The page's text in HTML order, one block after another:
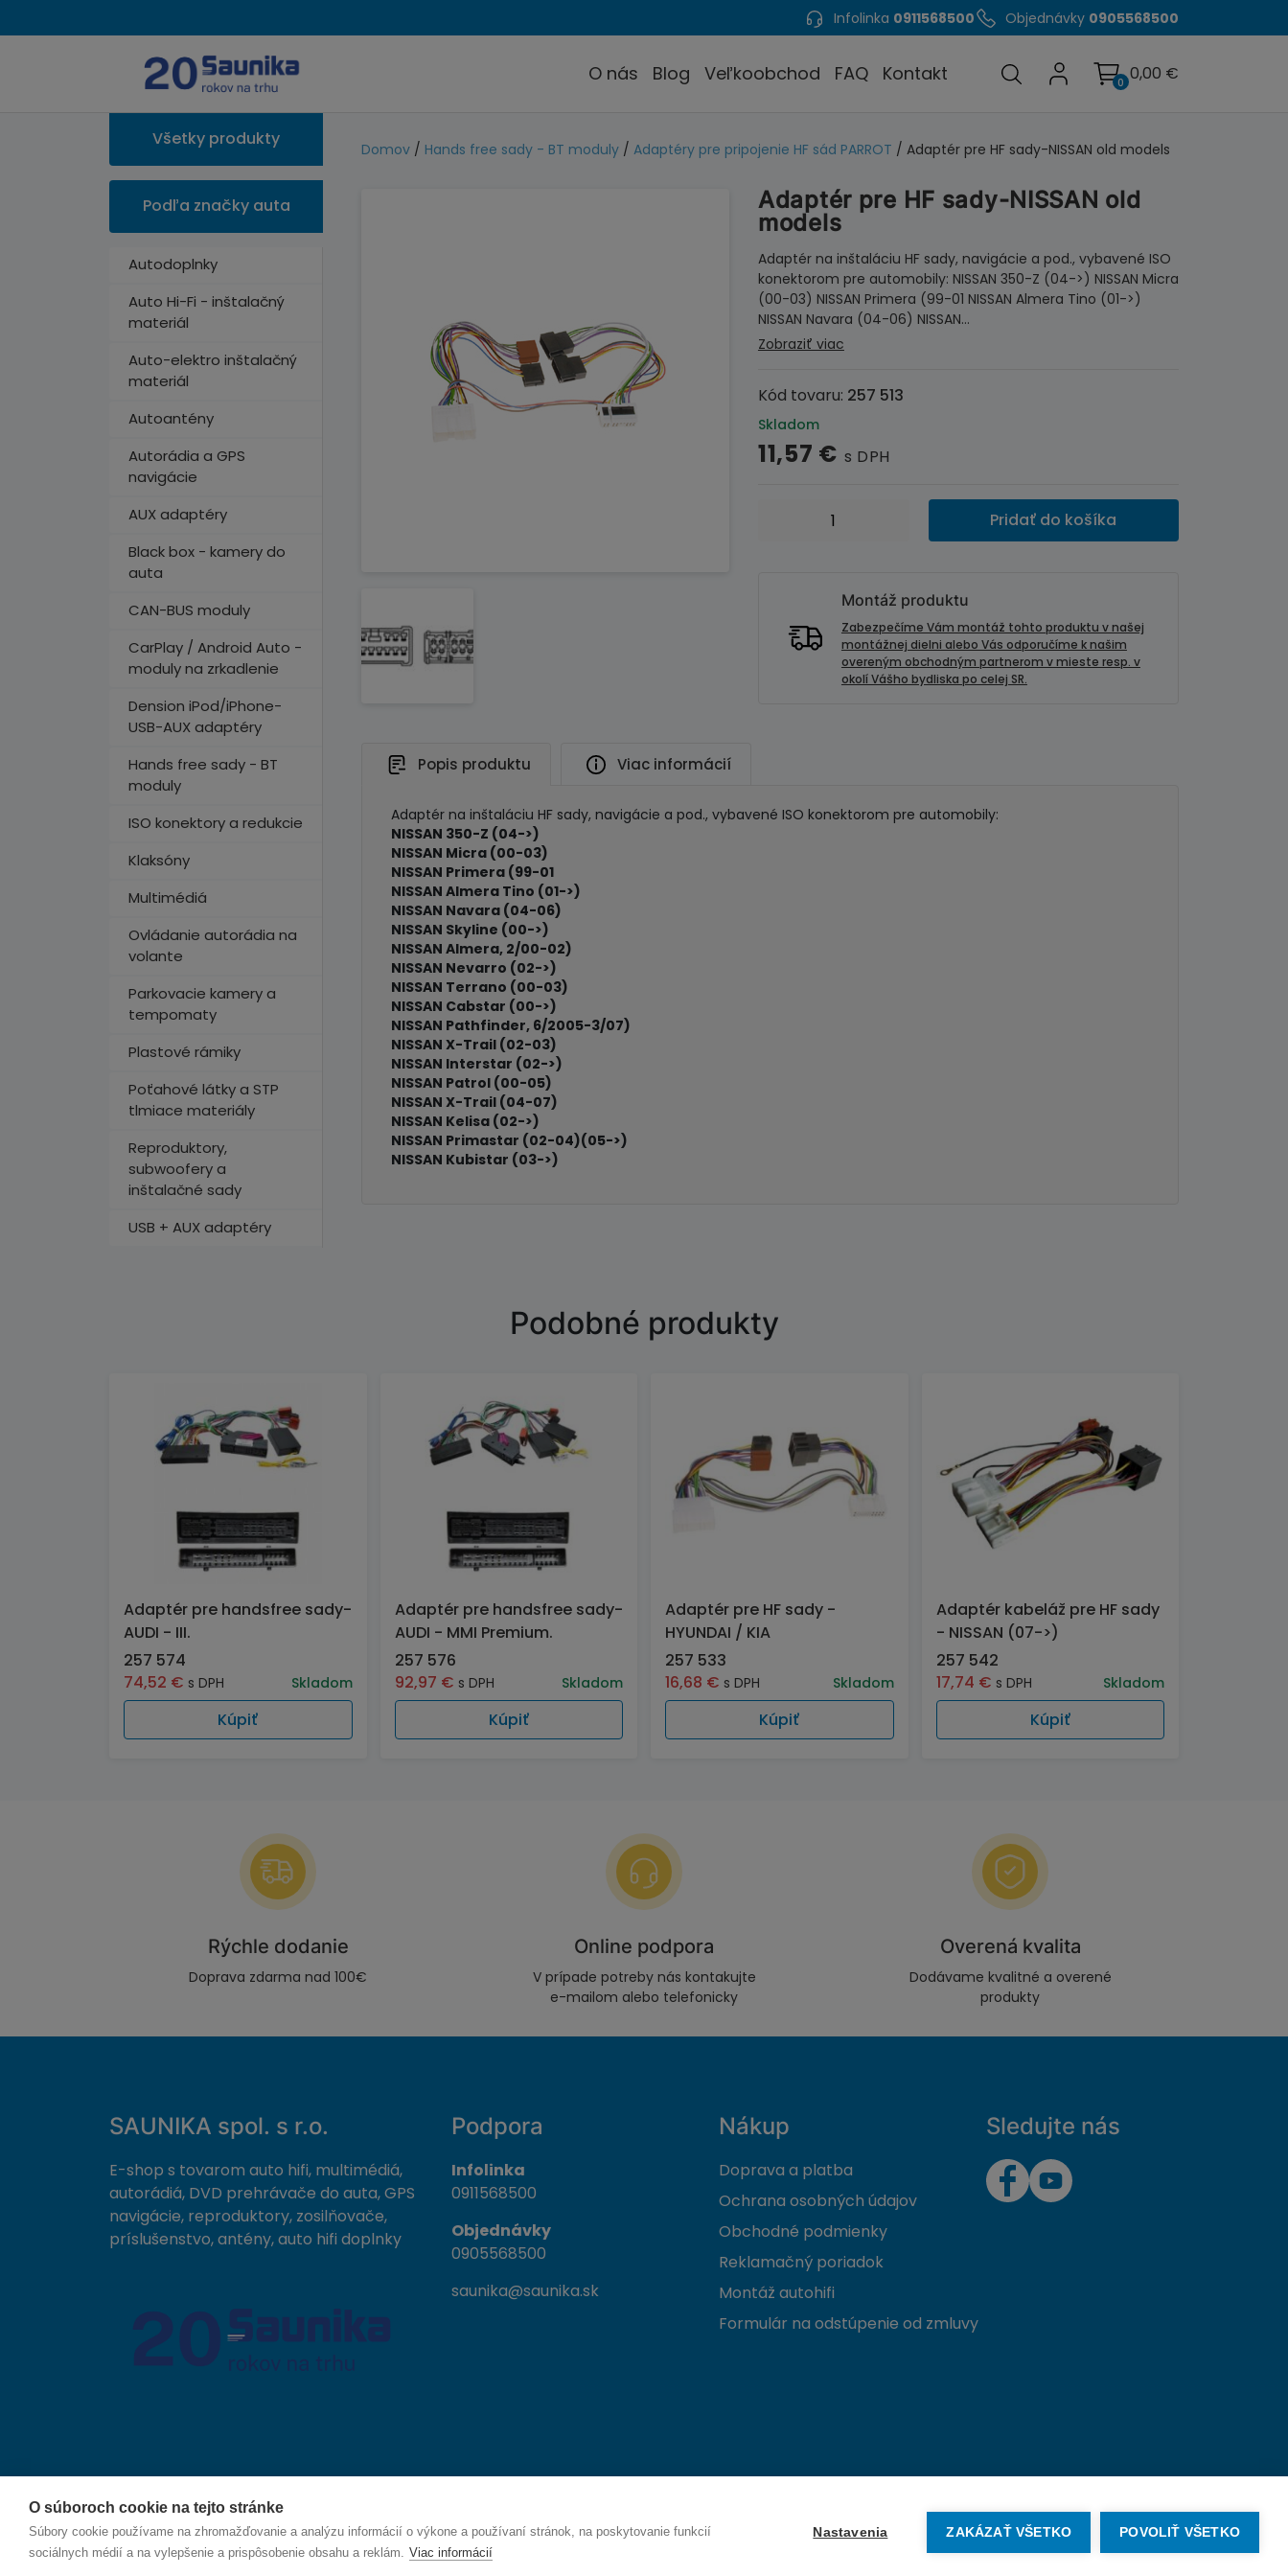
O súboroch cookie na tejto stránke
Súbory cookie používame na zhromažďovanie a analýzu informácií o výkone a používaní stránok, na poskytovanie funkcií
sociálnych médií a na vylepšenie a prispôsobenie obsahu a reklám. Viac informácií
Nastavenia ZAKÁZAŤ VŠETKO POVOLIŤ VŠETKO
Infolinka 0911568500 Objednávky 0905568500
O nás Blog Veľkoobchod FAQ Kontakt 0 0,00 €
Všetky produkty
Podľa značky auta
Autodoplnky
Auto Hi-Fi - inštalačný
materiál
Auto-elektro inštalačný
materiál
Autoantény
Autorádia a GPS
navigácie
AUX adaptéry
Black box - kamery do
auta
CAN-BUS moduly
CarPlay / Android Auto -
moduly na zrkadlenie
Dension iPod/iPhone-
USB-AUX adaptéry
Hands free sady - BT
moduly
ISO konektory a redukcie
Klaksóny
Multimédiá
Ovládanie autorádia na
volante
Parkovacie kamery a
tempomaty
Plastové rámiky
Poťahové látky a STP
tlmiace materiály
Reproduktory,
subwoofery a
inštalačné sady
USB + AUX adaptéry
Domov / Hands free sady - BT moduly /Adaptéry pre pripojenie HF sád PARROT / Adaptér pre HF sady-NISSAN old models
Adaptér pre HF sady-NISSAN old
models
Adaptér na inštaláciu HF sady, navigácie a pod., vybavené ISO
konektorom pre automobily: NISSAN 350-Z (04->) NISSAN Micra
(00-03) NISSAN Primera (99-01 NISSAN Almera Tino (01->)
NISSAN Navara (04-06) NISSAN…
Zobraziť viac
Kód tovaru: 257 513
Skladom
11,57 € s DPH
množstvo
NISSAN
Pridať do košíka
Montáž produktu
Zabezpečíme Vám montáž tohto produktu v našej
montážnej dielni alebo Vás odporučíme k našim
overeným obchodným partnerom v mieste resp. v
okolí Vášho bydliska po celej SR.
Popis produktu Viac informácií
Adaptér na inštaláciu HF sady, navigácie a pod., vybavené ISO konektorom pre automobily:
NISSAN 350-Z (04->)
NISSAN Micra (00-03)
NISSAN Primera (99-01
NISSAN Almera Tino (01->)
NISSAN Navara (04-06)
NISSAN Skyline (00->)
NISSAN Almera, 2/00-02)
NISSAN Nevarro (02->)
NISSAN Terrano (00-03)
NISSAN Cabstar (00->)
NISSAN Pathfinder, 6/2005-3/07)
NISSAN X-Trail (02-03)
NISSAN Interstar (02->)
NISSAN Patrol (00-05)
NISSAN X-Trail (04-07)
NISSAN Kelisa (02->)
NISSAN Primastar (02-04)(05->)
NISSAN Kubistar (03->)
Podobné produkty
Adaptér pre handsfree sady-
AUDI - III.
257 574
74,52 € s DPH Skladom
Kúpiť
Adaptér pre handsfree sady-
AUDI - MMI Premium.
257 576
92,97 € s DPH Skladom
Kúpiť
Adaptér pre HF sady -
HYUNDAI / KIA
257 533
16,68 € s DPH Skladom
Kúpiť
Adaptér kabeláž pre HF sady
- NISSAN (07->)
257 542
17,74 € s DPH Skladom
Kúpiť
Rýchle dodanie
Doprava zdarma nad 100€
Online podpora
V prípade potreby nás kontakujte
e-mailom alebo telefonicky
Overená kvalita
Dodávame kvalitné a overené
produkty
SAUNIKA spol. s r.o.
E-shop s tovarom auto hifi, multimédiá,
autorádiá, DVD prehrávače do auta, GPS
navigácie, reproduktory, zosilňovače,
príslušenstvo, antény, auto hifi doplnky
Podpora
Infolinka
0911568500
Objednávky
0905568500
saunika@saunika.sk
Nákup
Doprava a platba
Ochrana osobných údajov
Obchodné podmienky
Reklamačný poriadok
Montáž autohifi
Formulár na odstúpenie od zmluvy
Sledujte nás
© 2026 SAUNIKA spol. s r.o. Zlatovská 1783, 911 05 Trenčín Vytvorené na mieru oddenva.sk
Právo na odstúpenie od zmluvy — odoslať žiadosť o odstúpenie